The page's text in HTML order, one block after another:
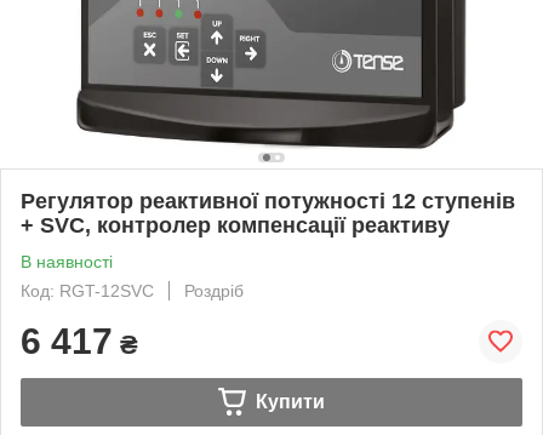
Регулятор реактивної потужності 12 ступенів
+ SVC, контролер компенсації реактиву
В наявності
Код: RGT-12SVC
Роздріб
6 417 ₴
Купити